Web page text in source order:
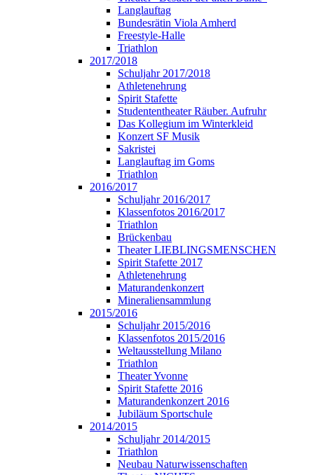
Langlauftag
Bundesrätin Viola Amherd
Freestyle-Halle
Triathlon
2017/2018
Schuljahr 2017/2018
Athletenehrung
Spirit Stafette
Studententheater Räuber. Aufruhr
Das Kollegium im Winterkleid
Konzert SF Musik
Sakristei
Langlauftag im Goms
Triathlon
2016/2017
Schuljahr 2016/2017
Klassenfotos 2016/2017
Triathlon
Brückenbau
Theater LIEBLINGSMENSCHEN
Spirit Stafette 2017
Athletenehrung
Maturandenkonzert
Mineraliensammlung
2015/2016
Schuljahr 2015/2016
Klassenfotos 2015/2016
Weltausstellung Milano
Triathlon
Theater Yvonne
Spirit Stafette 2016
Maturandenkonzert 2016
Jubiläum Sportschule
2014/2015
Schuljahr 2014/2015
Triathlon
Neubau Naturwissenschaften